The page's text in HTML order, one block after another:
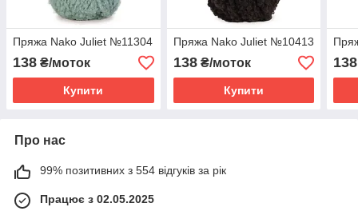
Пряжа Nako Juliet №11304
138 ₴/моток
Купити
Пряжа Nako Juliet №10413
138₴/моток
Купити
138
Про нас
99% позитивних з 554 відгуків за рік
Працює з 02.05.2025